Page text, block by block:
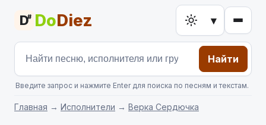
D# DoDiez ▾
Найти
Введите запрос и нажмите Enter для поиска по песням и текстам.
Главная → Исполнители → Верка Сердючка